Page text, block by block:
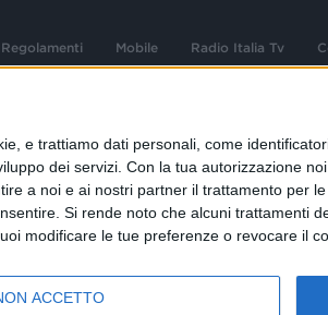
e trattiamo dati personali, come
dei servizi. Con la tua autorizzazione
a noi e ai nostri partner il trattamento per
Si rende noto che alcuni trattamenti
modificare le tue preferenze o revocare il
ACCETTO
Regolamenti Mobile Radio Italia Tv
02 25444220
Sede Legale: Via Savona 97, 20144 Milano